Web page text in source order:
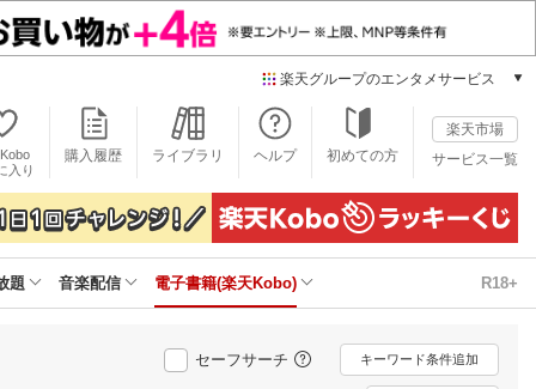
楽天グループのエンタメサービス
本/ゲーム/CD/DVD
楽天ブックス
電子書籍
楽天Kobo
雑誌読み放題
楽天ミュージック
動画配信
楽天TV
入り
購入履歴 ライブラリ ヘルプ 初めての方
楽天市場
サービス一覧
題 音楽配信 電子書籍(楽天Kobo) R18+
セーフサーチ キーワード条件追加